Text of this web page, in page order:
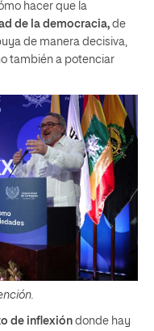
hacer que la
de la democracia, de
de manera decisiva,
también a potenciar
de inflexión donde hay